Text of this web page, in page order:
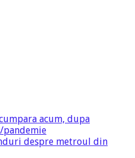
acum, dupa
pandemie
despre metroul din